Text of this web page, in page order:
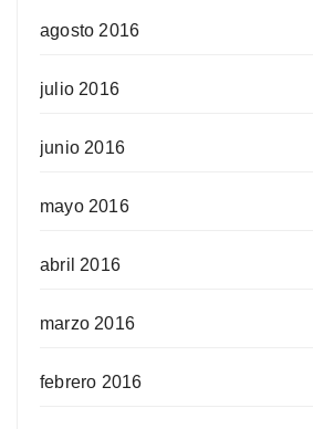
agosto 2016
julio 2016
junio 2016
mayo 2016
abril 2016
marzo 2016
febrero 2016